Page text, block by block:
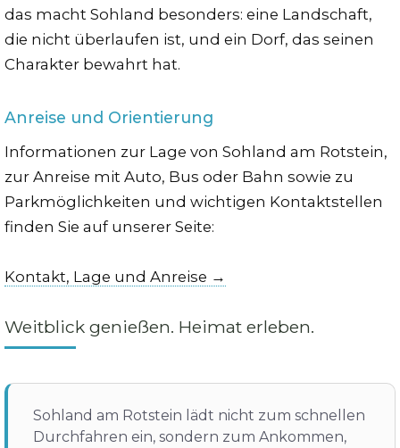
das macht Sohland besonders: eine Landschaft,
die nicht überlaufen ist, und ein Dorf, das seinen
Charakter bewahrt hat.
Anreise und Orientierung
Informationen zur Lage von Sohland am Rotstein,
zur Anreise mit Auto, Bus oder Bahn sowie zu
Parkmöglichkeiten und wichtigen Kontaktstellen
finden Sie auf unserer Seite:
Kontakt, Lage und Anreise →
Weitblick genießen. Heimat erleben.
Sohland am Rotstein lädt nicht zum schnellen
Durchfahren ein, sondern zum Ankommen,